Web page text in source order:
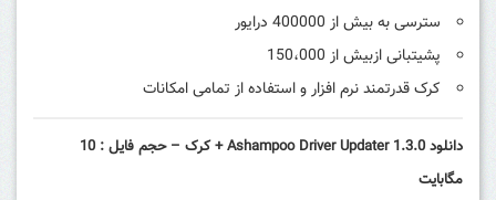
سترسی به بیش از 400000 درایور
پشیتبانی ازبیش از 150،000
کرک قدرتمند نرم افزار و استفاده از تمامی امکانات
دانلود Ashampoo Driver Updater 1.3.0 + کرک – حجم فایل : 10
مگابایت